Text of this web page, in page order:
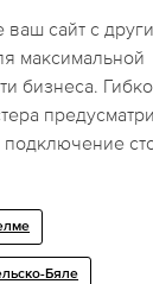
ваш сайт с
максимальной
бизнеса.
подключение
Бяле